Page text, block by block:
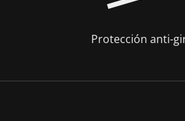
Protección anti-